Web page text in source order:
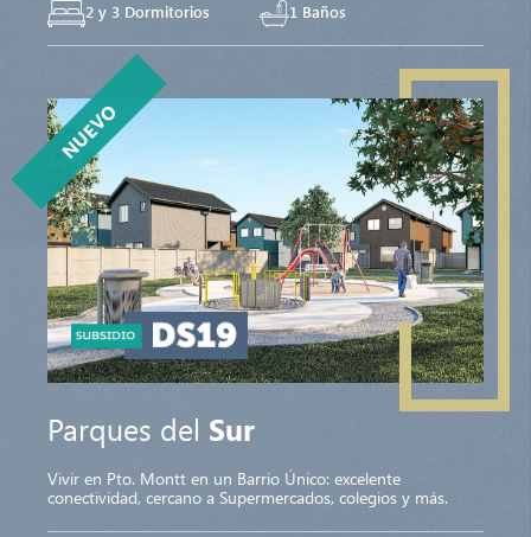
2 y 3 Dormitorios 1 Baños
NUEVO
Parques del Sur
Vivir en Pto. Montt en un Barrio Único: excelente
conectividad, cercano a Supermercados, colegios y más.